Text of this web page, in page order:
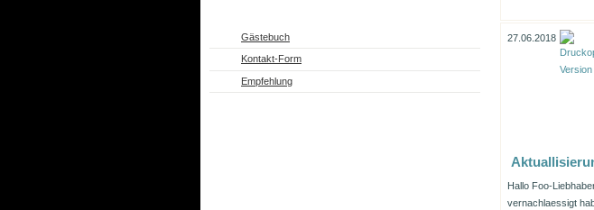
Gästebuch
Kontakt-Form
Empfehlung
27.06.2018
Hallo Foo-
vernachlaessigt